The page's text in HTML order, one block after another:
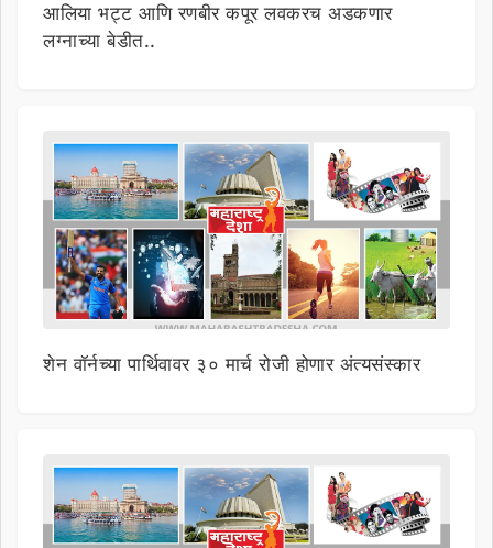
आलिया भट्ट आणि रणबीर कपूर लवकरच अडकणार
लग्नाच्या बेडीत..
शेन वॉर्नच्या पार्थिवावर ३० मार्च रोजी होणार अंत्यसंस्कार